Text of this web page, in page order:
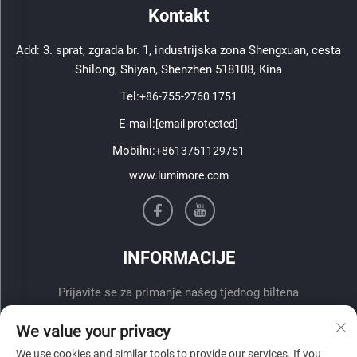
Kontakt
Add: 3. sprat, zgrada br. 1, industrijska zona Shengxuan, cesta
Shilong, Shiyan, Shenzhen 518108, Kina
Tel:+86-755-2760 1751
E-mail:[email protected]
Mobilni:+8613751129751
www.lumimore.com
INFORMACIJE
Prijavite se za primanje našeg tjednog biltena
We value your privacy
We use cookies and similar tools to provide our services. If you